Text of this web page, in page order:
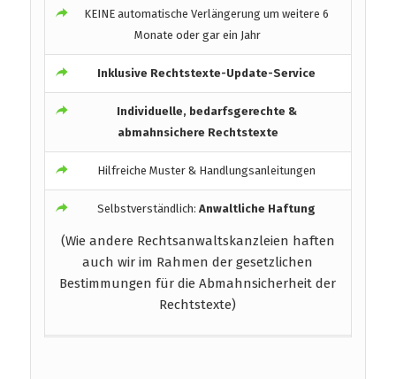
KEINE automatische Verlängerung um weitere 6
Monate oder gar ein Jahr
Inklusive Rechtstexte-Update-Service
Individuelle, bedarfsgerechte &
abmahnsichere Rechtstexte
Hilfreiche Muster & Handlungsanleitungen
Selbstverständlich:Anwaltliche Haftung
(Wie andere Rechtsanwaltskanzleien haften
auch wir im Rahmen der gesetzlichen
Bestimmungen für die Abmahnsicherheit der
Rechtstexte)